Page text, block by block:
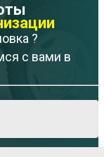
?
с вами в